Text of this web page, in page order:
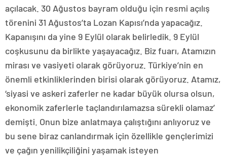
açılacak. 30 Ağustos bayram olduğu için resmi açılış
törenini 31 Ağustos’ta Lozan Kapısı’nda yapacağız.
Kapanışını da yine 9 Eylül olarak belirledik. 9 Eylül
coşkusunu da birlikte yaşayacağız. Biz fuarı, Atamızın
mirası ve vasiyeti olarak görüyoruz. Türkiye’nin en
önemli etkinliklerinden birisi olarak görüyoruz. Atamız,
‘siyasi ve askeri zaferler ne kadar büyük olursa olsun,
ekonomik zaferlerle taçlandırılamazsa sürekli olamaz’
demişti. Onun bize anlatmaya çalıştığını anlıyoruz ve
bu sene biraz canlandırmak için özellikle gençlerimizi
ve çağın yenilikçiliğini yaşamak isteyen